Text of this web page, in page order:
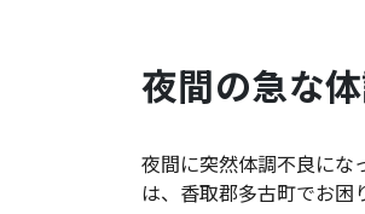
夜間の急な
夜間に突然体調不良にな
は、 香取郡多古町でお困